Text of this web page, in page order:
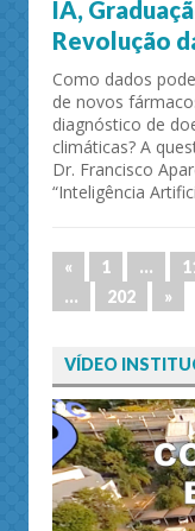
IA,
Revolução
Como dados
de novos
diagnóstico de
climáticas? A
Dr. Francisco
“Inteligência
« 1 …
…
202 »
VÍDEO